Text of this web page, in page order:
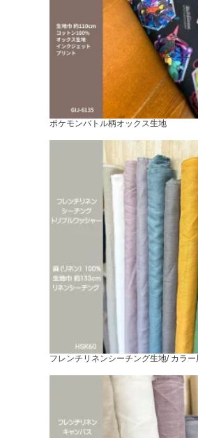
ポケモンバトル柄オックス生地
フレンチリネンシーチング生地/ カラ